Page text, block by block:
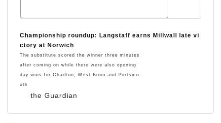
the Guardian
Championship roundup: Langstaff earns Millwall late vi
ctory at Norwich
The substitute scored the winner three minutes
after coming on while there were also opening
day wins for Charlton, West Brom and Portsmo
uth